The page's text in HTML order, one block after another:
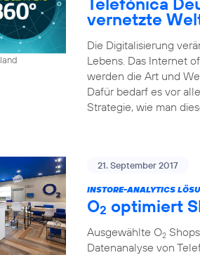
vernetzte
Die Digitalisierung
Lebens. Das Internet
werden die Art und
Dafür bedarf es vor
Strategie, wie man
21. September 2017
INSTORE-ANALYTICS
O2 optimiert
Ausgewählte O2
Datenanalyse von